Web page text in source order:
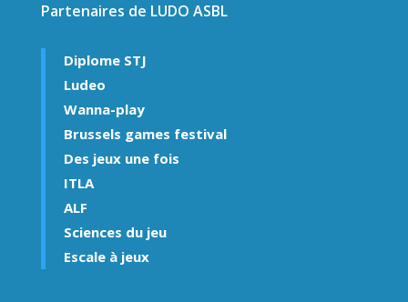
Partenaires de LUDO ASBL
Diplome STJ
Ludeo
Wanna-play
Brussels games festival
Des jeux une fois
ITLA
ALF
Sciences du jeu
Escale à jeux